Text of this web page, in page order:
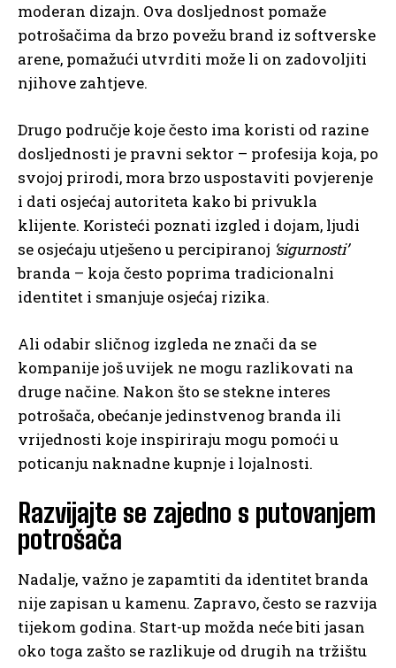
moderan dizajn. Ova dosljednost pomaže
potrošačima da brzo povežu brand iz softverske
arene, pomažući utvrditi može li on zadovoljiti
njihove zahtjeve.
Drugo područje koje često ima koristi od razine
dosljednosti je pravni sektor – profesija koja, po
svojoj prirodi, mora brzo uspostaviti povjerenje
i dati osjećaj autoriteta kako bi privukla
klijente. Koristeći poznati izgled i dojam, ljudi
se osjećaju utješeno u percipiranoj ‘sigurnosti’
branda – koja često poprima tradicionalni
identitet i smanjuje osjećaj rizika.
Ali odabir sličnog izgleda ne znači da se
kompanije još uvijek ne mogu razlikovati na
druge načine. Nakon što se stekne interes
potrošača, obećanje jedinstvenog branda ili
vrijednosti koje inspiriraju mogu pomoći u
poticanju naknadne kupnje i lojalnosti.
Razvijajte se zajedno s putovanjem
potrošača
Nadalje, važno je zapamtiti da identitet branda
nije zapisan u kamenu. Zapravo, često se razvija
tijekom godina. Start-up možda neće biti jasan
oko toga zašto se razlikuje od drugih na tržištu